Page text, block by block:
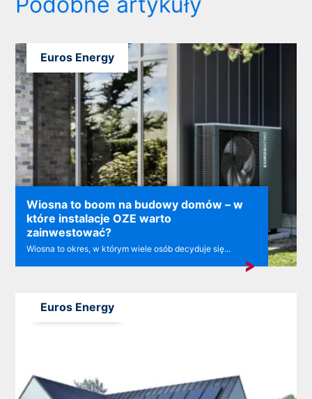
Wiosna to boom na budowy domów – w
które instalacje OZE warto
zainwestować?
Wiosna to okres, w którym wiele osób decyduje się...
Euros Energy
Euros Energy